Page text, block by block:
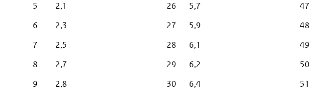
5
2,1
6
2,3
7
2,5
8
2,7
9
2,8
26
5,7
27
5,9
28
6,1
29
6,2
30
6,4
47
48
49
50
51